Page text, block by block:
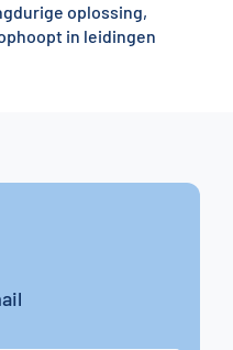
oplossing,
in leidingen